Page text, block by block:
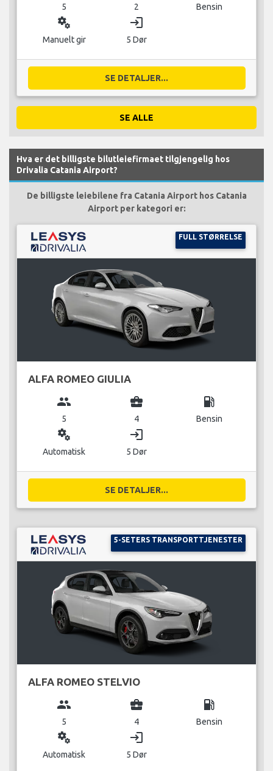
5 2 Bensin
miscellaneous_services
Manuelt gir
login
5 Dør
SE DETALJER...
SE ALLE
Hva er det billigste bilutleiefirmaet tilgjengelig hos
Drivalia Catania Airport?
De billigste leiebilene fra Catania Airport hos Catania
Airport per kategori er:
FULL STØRRELSE
ALFA ROMEO GIULIA
group
5
business_center
4
local_gas_station
Bensin
miscellaneous_services
Automatisk
login
5 Dør
SE DETALJER...
5-SETERS TRANSPORTTJENESTER
ALFA ROMEO STELVIO
group
5
business_center
4
local_gas_station
Bensin
miscellaneous_services
Automatisk
login
5 Dør